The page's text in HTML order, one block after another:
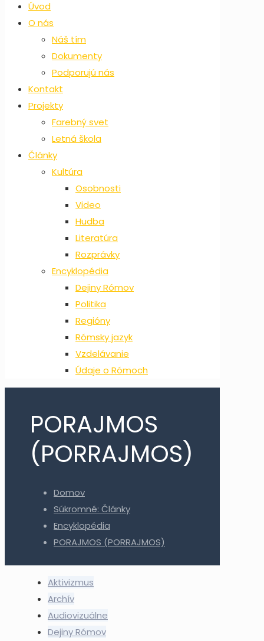
Úvod
O nás
Náš tím
Dokumenty
Podporujú nás
Kontakt
Projekty
Farebný svet
Letná škola
Články
Kultúra
Osobnosti
Video
Hudba
Literatúra
Rozprávky
Encyklopédia
Dejiny Rómov
Politika
Regióny
Rómsky jazyk
Vzdelávanie
Údaje o Rómoch
PORAJMOS
(PORRAJMOS)
Domov
Súkromné: Články
Encyklopédia
PORAJMOS (PORRAJMOS)
Aktivizmus
Archív
Audiovizuálne
Dejiny Rómov